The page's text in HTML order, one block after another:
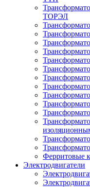
ТОРЭЛ
Ферритовые
Электродвигатели